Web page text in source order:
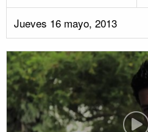
Jueves 16 mayo, 2013